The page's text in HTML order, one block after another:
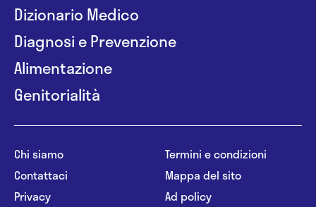
Dizionario Medico
Diagnosi e Prevenzione
Alimentazione
Genitorialità
Chi siamo
Contattaci
Privacy
Termini e condizioni
Mappa del sito
Ad policy